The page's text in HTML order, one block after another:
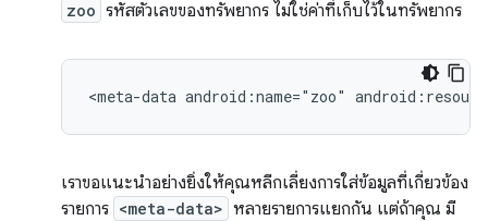
zoo รหัสตัวเลขของทรัพยากร ไม่ใช่ค่าที่เก็บไว้ในทรัพยากร
<meta-data android:name="zoo"
เราขอแนะนำอย่างยิ่งให้คุณหลีกเลี่ยงการใส่ข้อมูลที่เกี่ยวข้อง
รายการ <meta-data> หลายรายการแยกกัน แต่ถ้าคุณ มี